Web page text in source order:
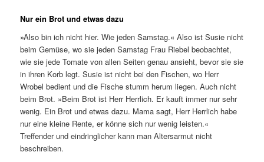
Nur ein Brot und etwas dazu
»Also bin ich nicht hier. Wie jeden Samstag.« Also ist Susie nicht
beim Gemüse, wo sie jeden Samstag Frau Riebel beobachtet,
wie sie jede Tomate von allen Seiten genau ansieht, bevor sie sie
in ihren Korb legt. Susie ist nicht bei den Fischen, wo Herr
Wrobel bedient und die Fische stumm herum liegen. Auch nicht
beim Brot. »Beim Brot ist Herr Herrlich. Er kauft immer nur sehr
wenig. Ein Brot und etwas dazu. Mama sagt, Herr Herrlich habe
nur eine kleine Rente, er könne sich nur wenig leisten.«
Treffender und eindringlicher kann man Altersarmut nicht
beschreiben.